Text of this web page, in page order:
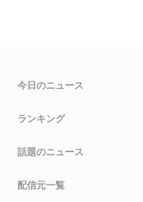
今日のニュース
ランキング
話題のニュース
配信元一覧